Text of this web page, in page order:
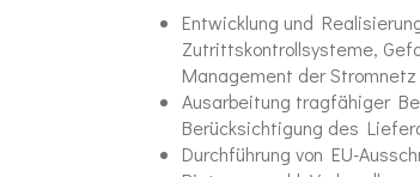
Entwicklung und
Zutrittskontrollsysteme,
Management der Stromnetz
Ausarbeitung tragfähiger
Berücksichtigung des
Durchführung von EU-